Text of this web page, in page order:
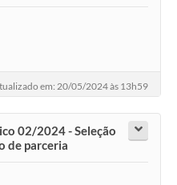
em: 20/05/2024 às 13h59
02/2024 - Seleção
de parceria